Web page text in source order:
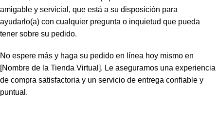
amigable y servicial, que está a su disposición para
ayudarlo(a) con cualquier pregunta o inquietud que pueda
tener sobre su pedido.
No espere más y haga su pedido en línea hoy mismo en
[Nombre de la Tienda Virtual]. Le aseguramos una experiencia
de compra satisfactoria y un servicio de entrega confiable y
puntual.